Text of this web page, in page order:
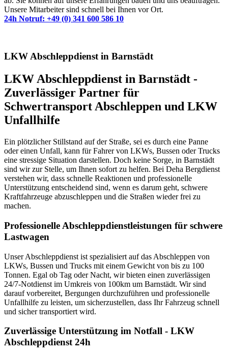
Unsere Mitarbeiter sind schnell bei Ihnen vor Ort.
24h Notruf: +49 (0) 341 600 586 10
LKW Abschleppdienst in Barnstädt
LKW Abschleppdienst in Barnstädt -
Zuverlässiger Partner für
Schwertransport Abschleppen und LKW
Unfallhilfe
Ein plötzlicher Stillstand auf der Straße, sei es durch eine Panne
oder einen Unfall, kann für Fahrer von LKWs, Bussen oder Trucks
eine stressige Situation darstellen. Doch keine Sorge, in Barnstädt
sind wir zur Stelle, um Ihnen sofort zu helfen. Bei Deha Bergdienst
verstehen wir, dass schnelle Reaktionen und professionelle
Unterstützung entscheidend sind, wenn es darum geht, schwere
Kraftfahrzeuge abzuschleppen und die Straßen wieder frei zu
machen.
Professionelle Abschleppdienstleistungen für schwere
Lastwagen
Unser Abschleppdienst ist spezialisiert auf das Abschleppen von
LKWs, Bussen und Trucks mit einem Gewicht von bis zu 100
Tonnen. Egal ob Tag oder Nacht, wir bieten einen zuverlässigen
24/7-Notdienst im Umkreis von 100km um Barnstädt. Wir sind
darauf vorbereitet, Bergungen durchzuführen und professionelle
Unfallhilfe zu leisten, um sicherzustellen, dass Ihr Fahrzeug schnell
und sicher transportiert wird.
Zuverlässige Unterstützung im Notfall - LKW
Abschleppdienst 24h